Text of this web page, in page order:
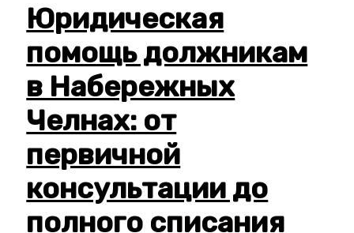
Юридическая
помощь должникам
в Набережных
Челнах: от
первичной
консультации до
полного списания